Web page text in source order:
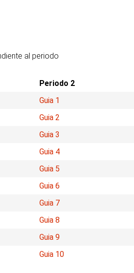
al periodo
Periodo 2
Guia 1
Guia 2
Guia 3
Guia 4
Guia 5
Guia 6
Guia 7
Guia 8
Guia 9
Guia 10